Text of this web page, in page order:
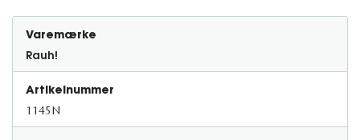
Varemærke
Rauh!
Artikelnummer
1145N